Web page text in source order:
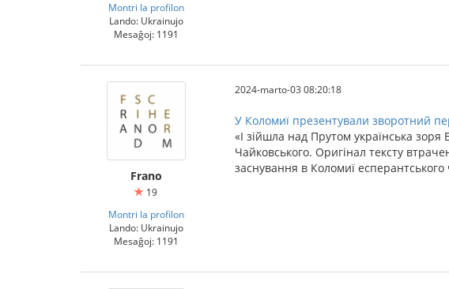
Montri la profilon
Lando: Ukrainujo
Mesaĝoj: 1191
Frano
19
Montri la profilon
Lando: Ukrainujo
Mesaĝoj: 1191
2024-marto-03 08:20:18
У Коломиї презентували зворотний
«І зійшла над Прутом українська
Чайковського. Оригінал тексту
заснування в Коломиї